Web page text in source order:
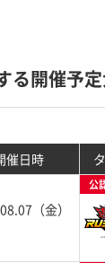
る開催予
催日時
（金）
公